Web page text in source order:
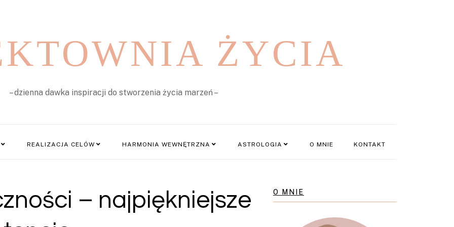
ŻYCIA
– dzienna dawka inspiracji do stworzenia życia marzeń –
REALIZACJA CELÓW HARMONIA WEWNĘTRZNA ASTROLOGIA O MNIE KONTAKT
– najpiękniejsze
O MNIE